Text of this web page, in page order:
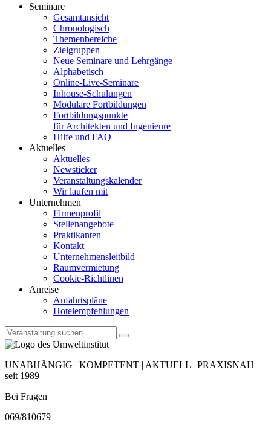
Seminare
Gesamtansicht
Chronologisch
Themenbereiche
Zielgruppen
Neue Seminare und Lehrgänge
Alphabetisch
Online-Live-Seminare
Inhouse-Schulungen
Modulare Fortbildungen
Fortbildungspunkte
für Architekten und Ingenieure
Hilfe und FAQ
Aktuelles
Aktuelles
Newsticker
Veranstaltungskalender
Wir laufen mit
Unternehmen
Firmenprofil
Stellenangebote
Praktikanten
Kontakt
Unternehmensleitbild
Raumvermietung
Cookie-Richtlinen
Anreise
Anfahrtspläne
Hotelempfehlungen
UNABHÄNGIG | KOMPETENT | AKTUELL | PRAXISNAH
seit 1989
Bei Fragen
069/810679